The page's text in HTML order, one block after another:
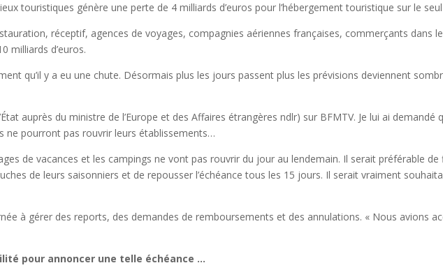
touristiques génère une perte de 4 milliards d’euros pour l’hébergement touristique sur le seul
réceptif, agences de voyages, compagnies aériennes françaises, commerçants dans
milliards d’euros.
qu’il y a eu une chute. Désormais plus les jours passent plus les prévisions deviennent
auprès du ministre de l’Europe et des Affaires étrangères ndlr) sur BFMTV. Je lui ai demandé
ne pourront pas rouvrir leurs établissements…
de vacances et les campings ne vont pas rouvrir du jour au lendemain. Il serait préférable
de leurs saisonniers et de repousser l’échéance tous les 15 jours. Il serait vraiment
à gérer des reports, des demandes de remboursements et des annulations. « Nous avions
pour annoncer une telle échéance …